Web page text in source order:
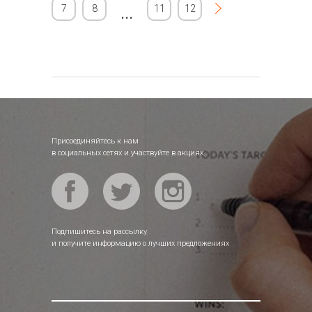
7 8 ... 11 12
Присоединяйтесь к нам
в социальных сетях и участвуйте в акциях
Подпишитесь на рассылку
и получите информацию о лучших предложениях